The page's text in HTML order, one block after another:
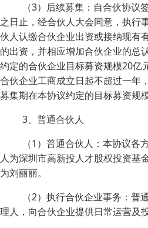
（3）后续募集：自合伙协
之日止，经合伙人大会同意，执行
伙人认缴合伙企业出资或接纳现有
的出资，并相应增加合伙企业的总
约定的合伙企业目标募资规模20亿
合伙企业工商成立日起不超过一年
募集期在本协议约定的目标募资规
3、普通合伙人
（1）普通合伙人：本协议各
人为深圳市高新投人才股权投资基
为刘丽丽。
（2）执行合伙企业事务：普
理人，向合伙企业提供日常运营及